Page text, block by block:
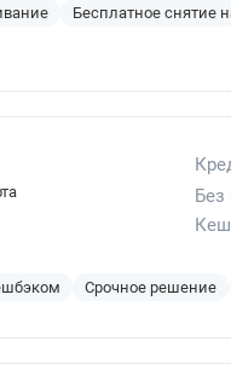
Бесплатное снятие
Без
Срочное решение